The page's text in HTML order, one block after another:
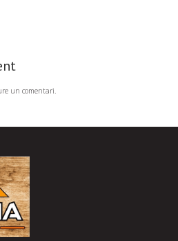
un comentari.